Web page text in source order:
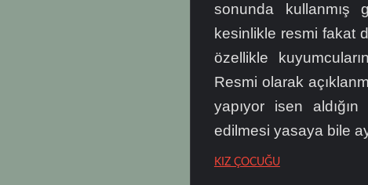
sonunda kullanmış
kesinlikle resmi fakat
özellikle
Resmi olarak
yapıyor isen
edilmesi yasaya bile
KIZ ÇOCUĞU